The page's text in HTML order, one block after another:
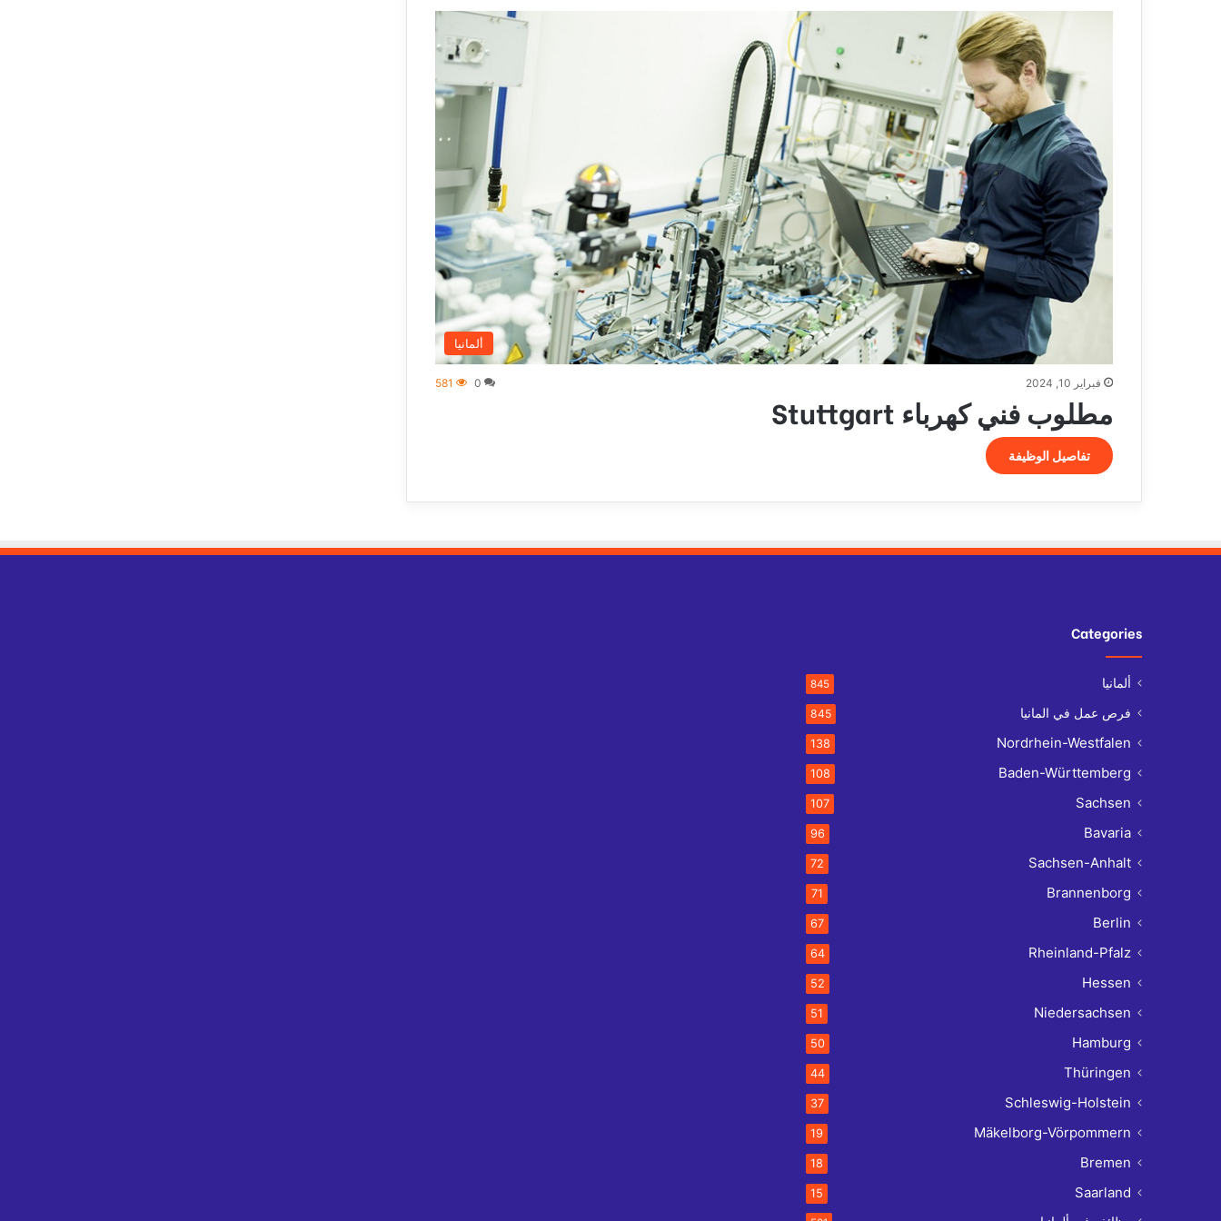
ألمانيا
فبراير 10, 2024 0
581
مطلوب فني كهرباء Stuttgart
تفاصيل الوظيفة
Categories
ألمانيا 845
فرص عمل في المانيا 845
Nordrhein-Westfalen
138
Baden-Württemberg
108
Sachsen
107
Bavaria
96
Sachsen-Anhalt
72
Brannenborg
71
Berlin
67
Rheinland-Pfalz
64
Hessen
52
Niedersachsen
51
Hamburg
50
Thüringen
44
Schleswig-Holstein
37
Mäkelborg-Vörpommern
19
Bremen
18
Saarland
15